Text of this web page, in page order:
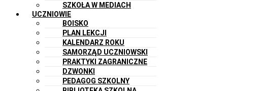
SZKOŁA W MEDIACH
UCZNIOWIE
BOISKO
PLAN LEKCJI
KALENDARZ ROKU
SAMORZĄD UCZNIOWSKI
PRAKTYKI ZAGRANICZNE
DZWONKI
PEDAGOG SZKOLNY